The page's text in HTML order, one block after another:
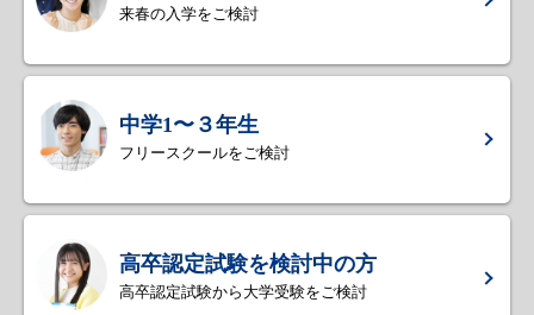
来春の入学をご検討
中学1〜３年生
フリースクールをご検討
高卒認定試験を検討中の方
高卒認定試験から大学受験をご検討